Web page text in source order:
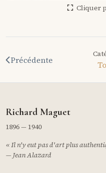
Cliquer
Précédente
Richard Maguet
1896 — 1940
« Il n'y eut pas d'art plus
— Jean Alazard